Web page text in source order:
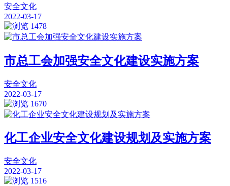
安全文化
2022-03-17
1478
市总工会加强安全文化建设实施方案
安全文化
2022-03-17
1670
化工企业安全文化建设规划及实施方案
安全文化
2022-03-17
1516